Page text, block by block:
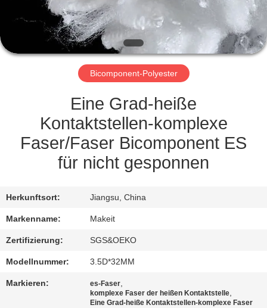
TRETEN
SIE
MIT
VERBINDUNG
NACHRICHTEN
FÄLLE
FORDERN
ZITAT
Bicomponent-Polyester
Eine Grad-heiße
Kontaktstellen-komplexe
Faser/Faser Bicomponent ES
für nicht gesponnen
Herkunftsort: Jiangsu, China
Markenname: Makeit
Zertifizierung: SGS&OEKO
Modellnummer: 3.5D*32MM
Markieren: es-Faser,
komplexe Faser der heißen Kontaktstelle,
Eine Grad-heiße Kontaktstellen-komplexe Faser